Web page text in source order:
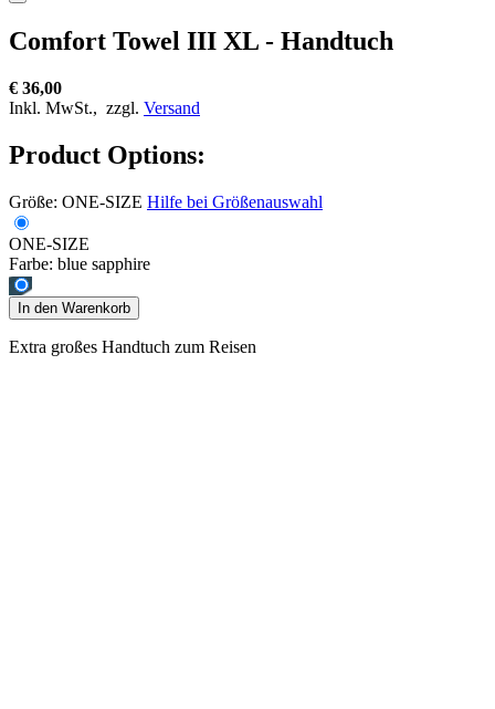
Comfort Towel III XL - Handtuch
€ 36,00
Inkl. MwSt., zzgl. Versand
Product Options:
Größe: ONE-SIZE Hilfe bei Größenauswahl
ONE-SIZE
Farbe: blue sapphire
In den Warenkorb
Extra großes Handtuch zum Reisen